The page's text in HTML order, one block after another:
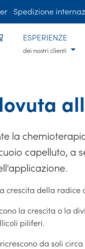
Spedizione
ESPERIENZE
dei nostri clienti
la
capelluto, a
crescita della radice
la crescita o la
piliferi.
da soli